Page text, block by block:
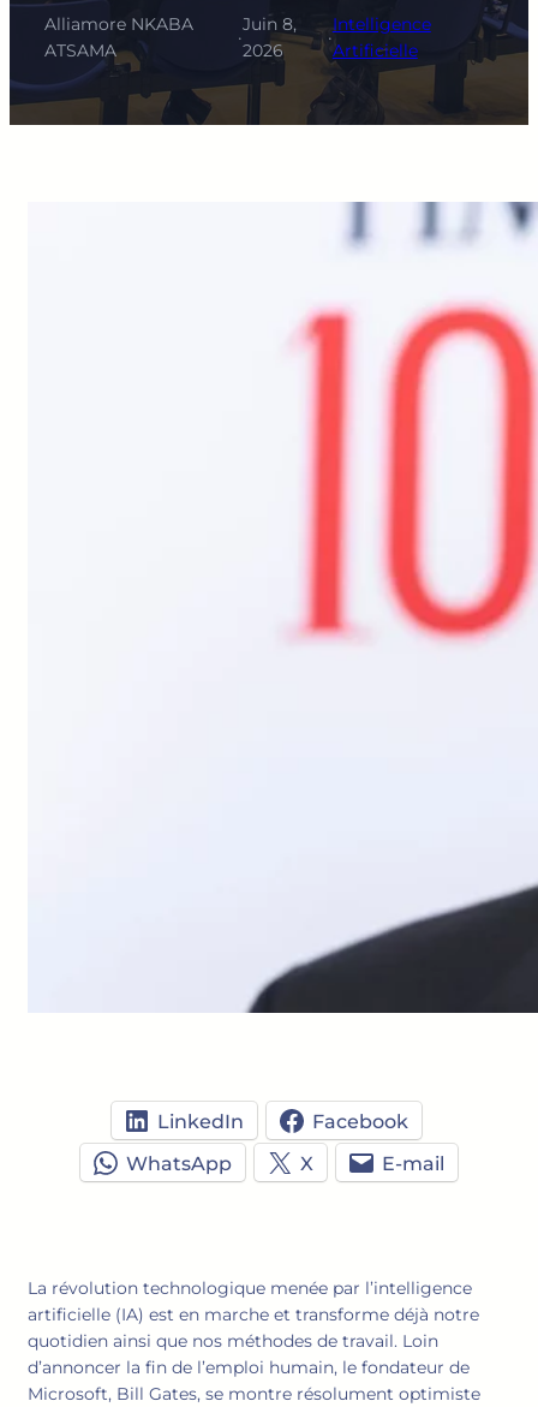
Alliamore NKABA
ATSAMA
·
Juin 8,
2026
·
Intelligence
Artificielle
LinkedIn
Facebook
WhatsApp
X E-mail
La révolution technologique menée par l’intelligence
artificielle (IA) est en marche et transforme déjà notre
quotidien ainsi que nos méthodes de travail. Loin
d’annoncer la fin de l’emploi humain, le fondateur de
Microsoft, Bill Gates, se montre résolument optimiste